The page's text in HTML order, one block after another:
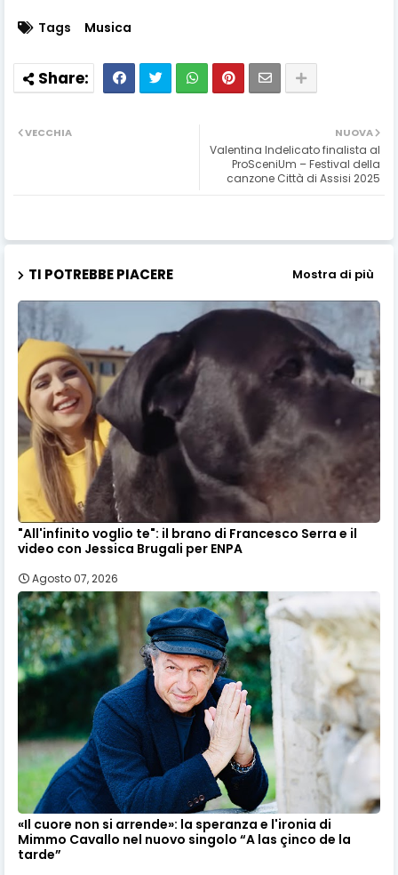
Tags Musica
NUOVA
Valentina Indelicato finalista al
ProSceniUm – Festival della
canzone Città di Assisi 2025
VECCHIA
TI POTREBBE PIACERE Mostra di più
"All'infinito voglio te": il brano di Francesco Serra e il
video con Jessica Brugali per ENPA
Agosto 07, 2026
«Il cuore non si arrende»: la speranza e l'ironia di
Mimmo Cavallo nel nuovo singolo “A las çinco de la
tarde”